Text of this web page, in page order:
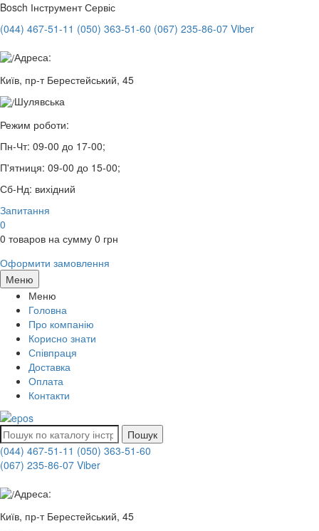
Bosch Інструмент Сервіс
(044) 467-51-11 (050) 363-51-60 (067) 235-86-07 Viber
Адреса:
Київ, пр-т Берестейський, 45
Шулявська
Режим роботи:
Пн-Чт: 09-00 до 17-00;
П'ятниця: 09-00 до 15-00;
Сб-Нд: вихідний
Запитання
0
0 товаров на сумму 0 грн
Оформити замовлення
Меню
Меню
Головна
Про компанію
Корисно знати
Співпраця
Доставка
Оплата
Контакти
Пошук
(044) 467-51-11 (050) 363-51-60
(067) 235-86-07 Viber
Адреса:
Київ, пр-т Берестейський, 45